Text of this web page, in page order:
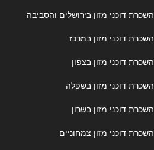
השכרת דוכני מזון בירושלים והסביבה
השכרת דוכני מזון במרכז
השכרת דוכני מזון בצפון
השכרת דוכני מזון בשפלה
השכרת דוכני מזון בשרון
השכרת דוכני מזון צמחוניים